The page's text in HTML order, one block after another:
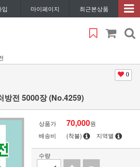
입 마이페이지 최근본상품
0
방전 5000장 (No.4259)
상품가 70,000원
배송비
(착불) 지역별
수량